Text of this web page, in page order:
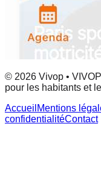
© 2026 Vivop •
pour les habitants et
Accueil Mentions
confidentialitéContact